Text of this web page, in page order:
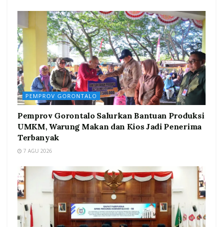
PEMPROV GORONTALO
Pemprov Gorontalo Salurkan Bantuan Produksi
UMKM, Warung Makan dan Kios Jadi Penerima
Terbanyak
7 AGU 2026